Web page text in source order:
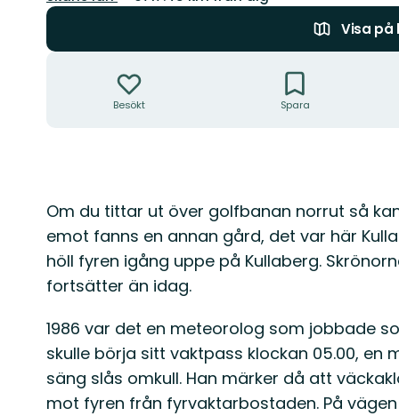
Visa på
Besökt Spara
Beskrivning
Om du tittar ut över golfbanan norrut så
emot fanns en annan gård, det var här
höll fyren igång uppe på Kullaberg.
fortsätter än idag.
1986 var det en meteorolog som jobbade
skulle börja sitt vaktpass klockan 05.00, en
säng slås omkull. Han märker då att
mot fyren från fyrvaktarbostaden. På